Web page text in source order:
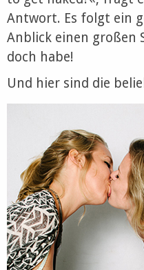
Antwort. Es folgt ein
Anblick einen großen
doch habe!
Und hier sind die